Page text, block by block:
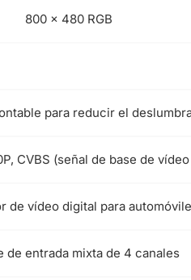
800 x 480 RGB
para reducir el
CVBS (señal de base de
de vídeo digital para
de entrada mixta de 4 canales